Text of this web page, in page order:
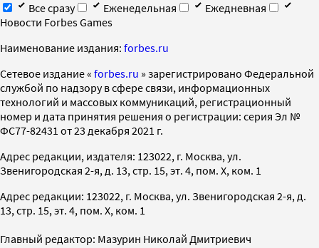
Все сразу
Еженедельная
Ежедневная
Новости Forbes Games
Наименование издания: forbes.ru
Cетевое издание « forbes.ru » зарегистрировано Федеральной
службой по надзору в сфере связи, информационных
технологий и массовых коммуникаций, регистрационный
номер и дата принятия решения о регистрации: серия Эл №
ФС77-82431 от 23 декабря 2021 г.
Адрес редакции, издателя: 123022, г. Москва, ул.
Звенигородская 2-я, д. 13, стр. 15, эт. 4, пом. X, ком. 1
Адрес редакции: 123022, г. Москва, ул. Звенигородская 2-я, д.
13, стр. 15, эт. 4, пом. X, ком. 1
Главный редактор: Мазурин Николай Дмитриевич